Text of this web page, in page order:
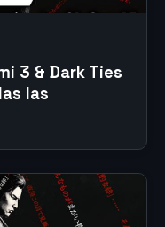
3 & Dark Ties
las